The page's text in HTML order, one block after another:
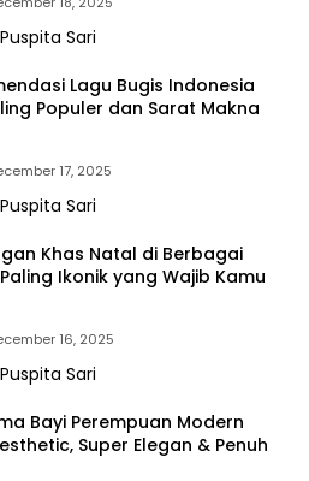
Sari
Lagu Bugis Indonesia
Populer dan Sarat Makna
17, 2025
Sari
Khas Natal di Berbagai
Ikonik yang Wajib Kamu
16, 2025
Sari
Bayi Perempuan Modern
Super Elegan & Penuh